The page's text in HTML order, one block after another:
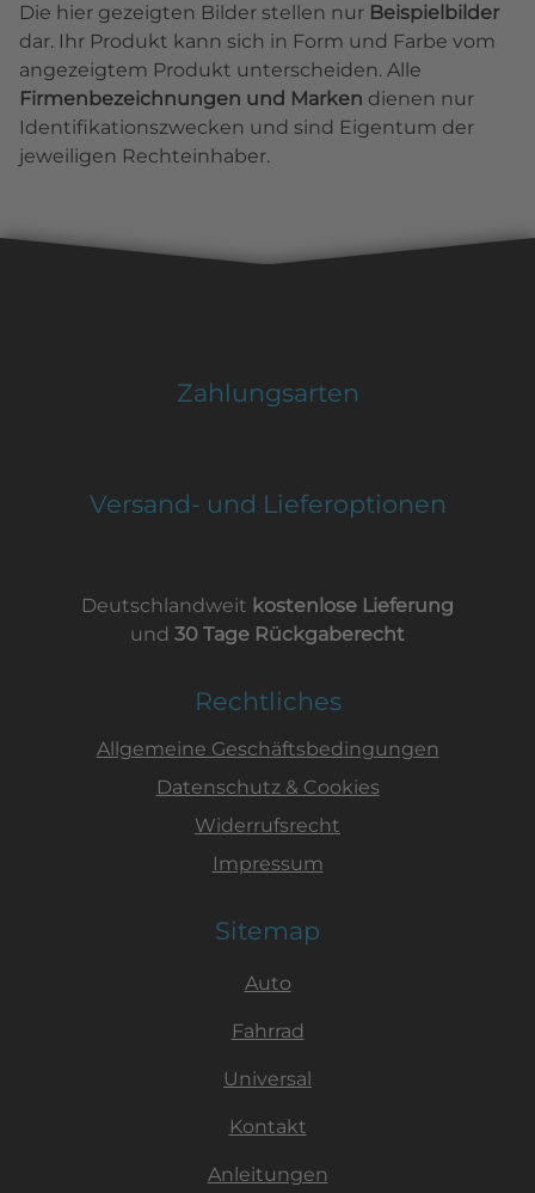
Die hier gezeigten Bilder stellen nur Beispielbilder
dar. Ihr Produkt kann sich in Form und Farbe vom
angezeigtem Produkt unterscheiden. Alle
Firmenbezeichnungen und Marken dienen nur
Identifikationszwecken und sind Eigentum der
jeweiligen Rechteinhaber.
Zahlungsarten
Versand- und Lieferoptionen
Deutschlandweit kostenlose Lieferung
und 30 Tage Rückgaberecht
Rechtliches
Allgemeine Geschäftsbedingungen
Datenschutz & Cookies
Widerrufsrecht
Impressum
Sitemap
Auto
Fahrrad
Universal
Kontakt
Anleitungen